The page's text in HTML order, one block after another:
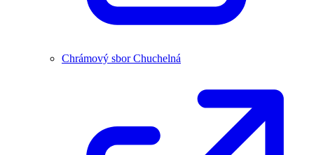
Chrámový sbor Chuchelná